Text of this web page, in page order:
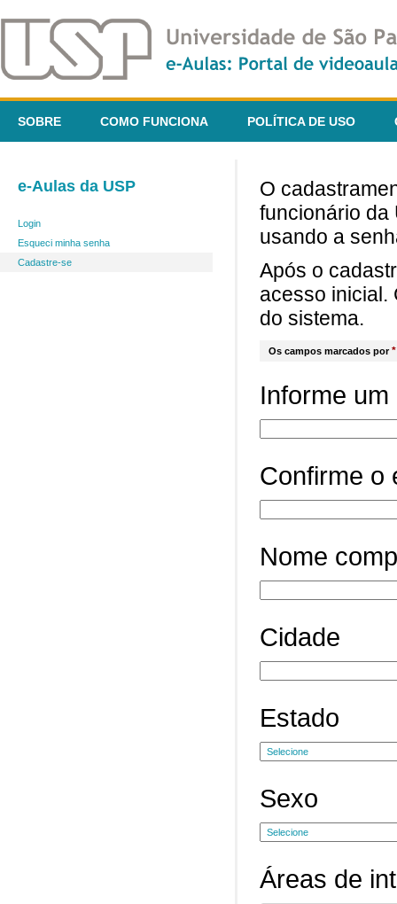
SOBRE COMO FUNCIONA POLÍTICA DE USO
e-Aulas da USP
Login
Esqueci minha senha
Cadastre-se
O
funcionário da
usando a
Após o
acesso inicial.
do sistema.
Os campos marcados por*
Informe
Confirme o
Nome
Cidade
Estado
Sexo
Áreas de